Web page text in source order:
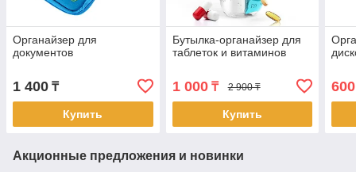
Органайзер для
документов
1 400 ₸
Купить
Бутылка-органайзер для
таблеток и витаминов
1 000₸ 2 900 ₸
Купить
600
Акционные предложения и новинки